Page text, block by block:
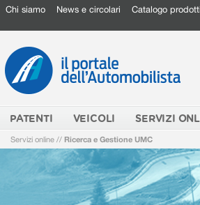
Chi siamo News e circolari Catalogo prodotti
PATENTI VEICOLI SERVIZI
Servizi online // Ricerca e Gestione UMC